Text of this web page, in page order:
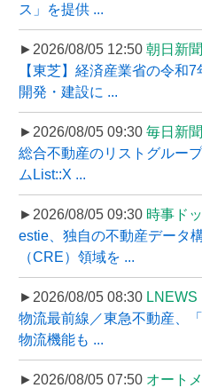
ス」を提供 ...
►2026/08/05 12:50 朝日新
【東芝】経済産業省の令和
開発・建設に ...
►2026/08/05 09:30 毎日新
総合不動産のリストグルー
ムList::X ...
►2026/08/05 09:30 時事ド
estie、独自の不動産データ
（CRE）領域を ...
►2026/08/05 08:30 LNEWS
物流最前線／東急不動産、
物流機能も ...
►2026/08/05 07:50 オート